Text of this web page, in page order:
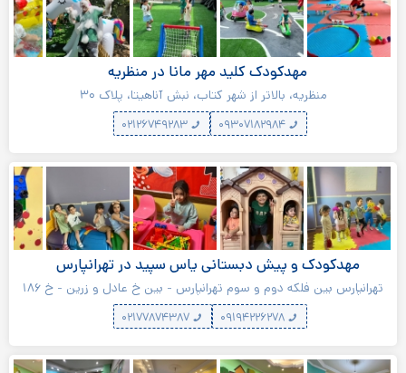
مهدکودک کلید مهر مانا در منظریه
منظریه، بالاتر از شهر کتاب، نبش آناهیتا، پلاک ۳۰
۰۹۳۰۷۱۸۲۹۸۴ ۰۲۱۲۶۷۴۹۲۸۳
مهدکودک و پیش دبستانی یاس سپید در تهرانپارس
تهرانپارس بین فلکه دوم و سوم تهرانپارس - بین خ عادل و زرین - خ ۱۸۶
لرستانی پ۵۱